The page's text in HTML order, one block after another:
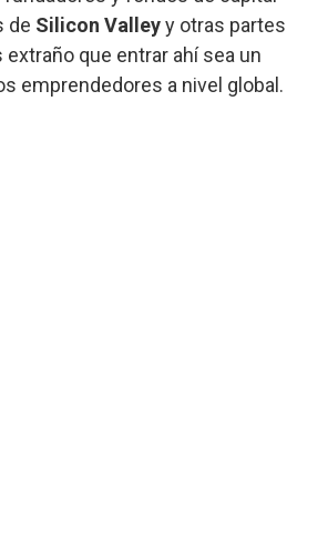
de Silicon Valleyy otras partes
extraño que entrar ahí sea un
emprendedores a nivel global.